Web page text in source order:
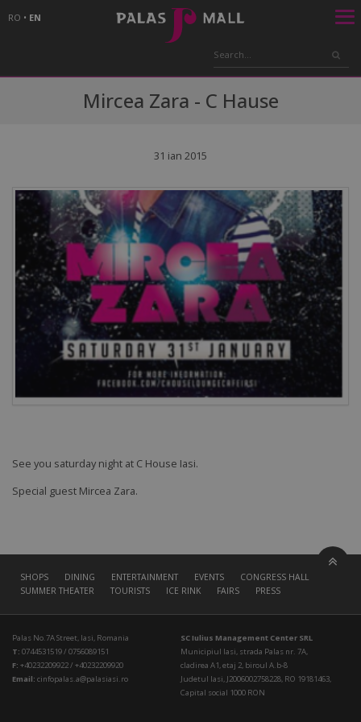
RO • EN
Mircea Zara - C Hause
31 ian 2015
See you saturday night at C House Iasi.
Special guest Mircea Zara.
SHOPS DINING ENTERTAINMENT EVENTS
CONGRESS HALL
SUMMER THEATER
TOURISTS ICE RINK FAIRS PRESS
Palas No.7A Street, Iasi, Romania
T: 0744531519 / 0756089151
F: +40232209922 / +40232209920
Email: cinfopalas.a@palasiasi.ro
SC Iulius Management Center SRL
Municipiul Iasi, strada Palas nr. 7A,
cladirea A1, etaj 2, biroul A.b-8
Judetul Iasi, J2006002758228, RO 19181463,
Capital social 1000 RON